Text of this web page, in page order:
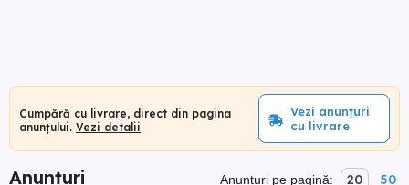
Cumpără cu livrare, direct din pagina
anunțului. Vezi detalii
Vezi anunțuri
cu livrare
Anunțuri Anunțuri pe pagină: 20 50